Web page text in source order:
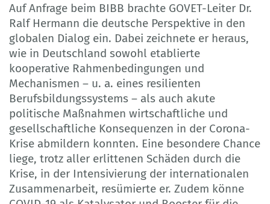
Auf Anfrage beim BIBB brachte GOVET-Leiter Dr.
Ralf Hermann die deutsche Perspektive in den
globalen Dialog ein. Dabei zeichnete er heraus,
wie in Deutschland sowohl etablierte
kooperative Rahmenbedingungen und
Mechanismen – u. a. eines resilienten
Berufsbildungssystems – als auch akute
politische Maßnahmen wirtschaftliche und
gesellschaftliche Konsequenzen in der Corona-
Krise abmildern konnten. Eine besondere Chance
liege, trotz aller erlittenen Schäden durch die
Krise, in der Intensivierung der internationalen
Zusammenarbeit, resümierte er. Zudem könne